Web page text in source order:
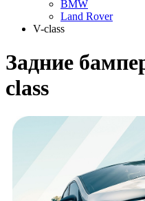
BMW
Land Rover
V-class
Задние
class